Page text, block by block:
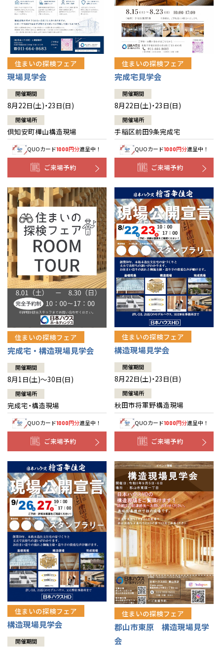
住まいの探検フェア
現場見学会
開催期間
8月22日(土)・23日(日)
開催場所
倶知安町樺山構造現場
QUOカード1000円分進呈中！
ご来場予約
住まいの探検フェア
完成宅見学会
開催期間
8月22日(土)・23日(日)
開催場所
手稲区前田9条完成宅
QUOカード1000円分進呈中！
ご来場予約
住まいの探検フェア
完成宅・構造現場見学会
開催期間
8月1日(土)～30日(日)
開催場所
完成宅・構造現場
QUOカード1000円分進呈中！
ご来場予約
住まいの探検フェア
構造現場見学会
開催期間
8月22日(土)・23日(日)
開催場所
秋田市将軍野構造現場
QUOカード1000円分進呈中！
ご来場予約
住まいの探検フェア
構造現場見学会
開催期間
住まいの探検フェア
郡山市東原 構造現場見学
会
札幌
道央
道北
道南
道東
東北
青森
秋田
岩手
山形
宮城
福島
甲信越・北陸
新潟
山梨
長野
富山
石川
福井
関東
東京
神奈川
埼玉
千葉
茨城
栃木
群馬
東海
愛知
岐阜
静岡
三重
近畿
大阪
京都
兵庫
奈良
滋賀
和歌山
中国・四国
岡山
香川
愛媛
鳥取
島根
広島
山口
徳島
高知
九州
福岡
佐賀
熊本
大分
宮崎
鹿児島
長崎
沖縄
分譲マンション
※現住所のある都道府県以外の建築予定地の方でも現住所の有るお近
くの展示場又は店舗にお問合せください。移住の計画の方もご相談対
応します。お気軽にご相談ください。
札幌
札幌
小樽
道央
苫小牧千歳
小樽
道北
道南
道東
釧路
東北
青森県
八戸
青森
秋田県
秋田
岩手県
山形県
宮城県
仙台
福島県
会津
甲信越・北陸
新潟県
長岡
山梨県
長野県
富山県
富山
石川県
福井県
福井
関東
東京都
神奈川県
相模
埼玉県
埼玉
千葉県
千葉
柏
茨城県
水戸
栃木県
宇都宮
小山
群馬県
群馬
伊勢崎
東海
愛知県
岐阜県
岐阜
静岡県
三重県
四日市
近畿
大阪府
大阪
京都府
京都
兵庫県
姫路
奈良県
奈良
中国・四国
岡山県
岡山
愛媛県
松山
九州
福岡県
福岡
佐賀県
佐賀
熊本県
熊本
大分県
大分
宮崎県
宮崎
鹿児島県
鹿児島